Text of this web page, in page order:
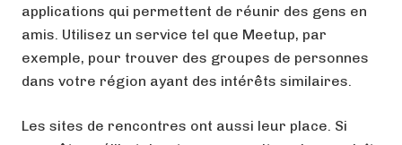
applications qui permettent de réunir des gens en
amis. Utilisez un service tel que Meetup, par
exemple, pour trouver des groupes de personnes
dans votre région ayant des intérêts similaires.
Les sites de rencontres ont aussi leur place. Si